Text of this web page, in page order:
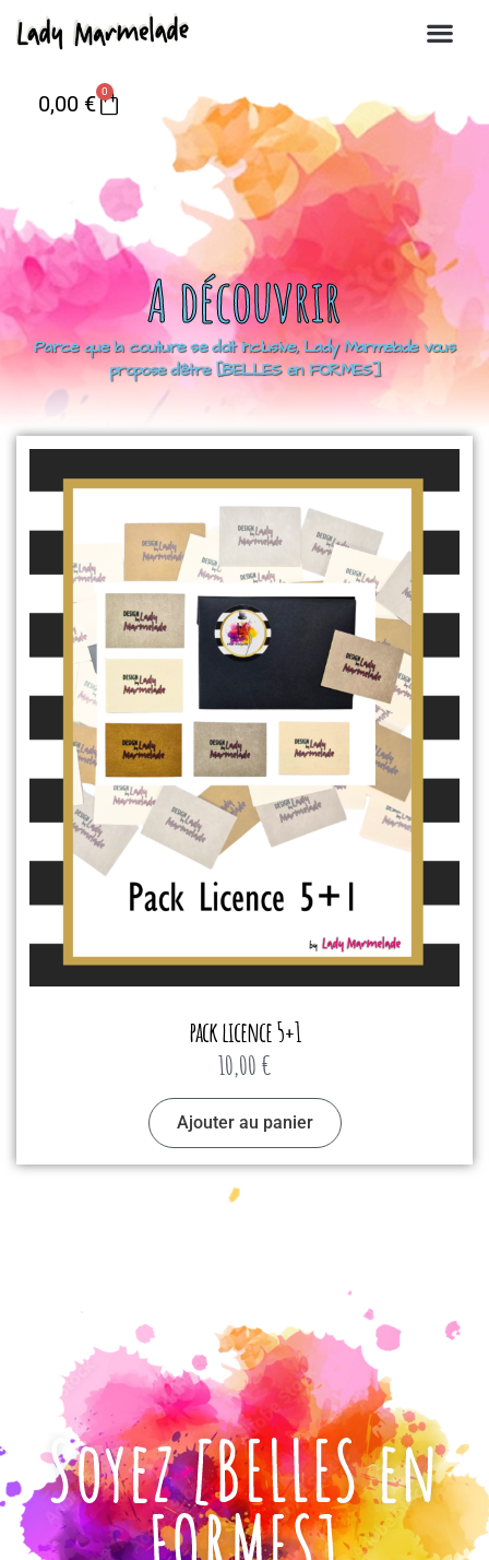
0,00 € 0
A découvrir
Parce que la couture se doit inclusive, Lady Marmelade vous
propose d’être [BELLES en FORMES]
pack licence 5+1
10,00 €
Ajouter au panier
Soyez [BELLES en